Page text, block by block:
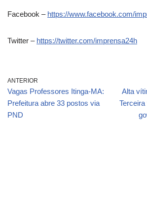
Facebook – https://www.facebook.com/
Twitter – https://twitter.com/imprensa24h
ANTERIOR
Vagas Professores Itinga-MA:
Prefeitura abre 33 postos via
PND
Alta